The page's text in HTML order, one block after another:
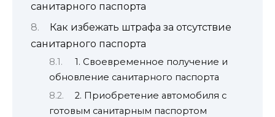
санитарного паспорта
Как избежать штрафа за отсутствие
санитарного паспорта
1. Своевременное получение и
обновление санитарного паспорта
2. Приобретение автомобиля с
готовым санитарным паспортом